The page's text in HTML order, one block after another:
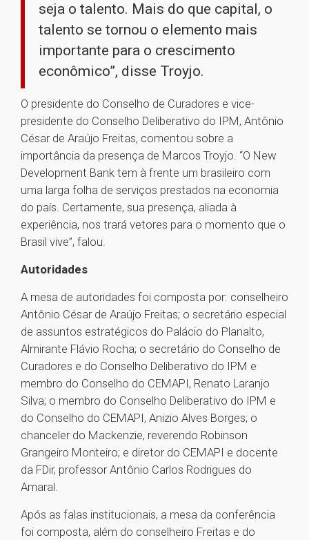
seja o talento. Mais do que capital, o
talento se tornou o elemento mais
importante para o crescimento
econômico”, disse Troyjo.
O presidente do Conselho de Curadores e vice-
presidente do Conselho Deliberativo do IPM, Antônio
César de Araújo Freitas, comentou sobre a
importância da presença de Marcos Troyjo. “O New
Development Bank tem à frente um brasileiro com
uma larga folha de serviços prestados na economia
do país. Certamente, sua presença, aliada à
experiência, nos trará vetores para o momento que o
Brasil vive”, falou.
Autoridades
A mesa de autoridades foi composta por: conselheiro
Antônio César de Araújo Freitas; o secretário especial
de assuntos estratégicos do Palácio do Planalto,
Almirante Flávio Rocha; o secretário do Conselho de
Curadores e do Conselho Deliberativo do IPM e
membro do Conselho do CEMAPI, Renato Laranjo
Silva; o membro do Conselho Deliberativo do IPM e
do Conselho do CEMAPI, Anizio Alves Borges; o
chanceler do Mackenzie, reverendo Robinson
Grangeiro Monteiro; e diretor do CEMAPI e docente
da FDir, professor Antônio Carlos Rodrigues do
Amaral.
Após as falas institucionais, a mesa da conferência
foi composta, além do conselheiro Freitas e do